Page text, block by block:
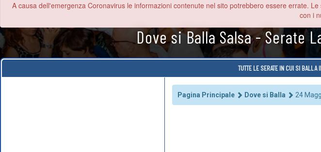
A causa dell'emergenza Coronavirus le informazioni contenute nel sito potrebbero essere errate.
con i
Dove si Balla Salsa - Serate
TUTTE LE SERATE IN CUI SI
Pagina Principale Dove si Balla 24